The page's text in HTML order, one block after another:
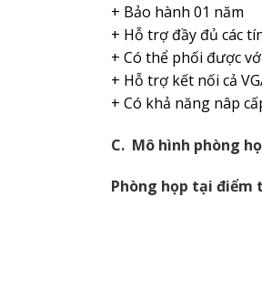
+ Bảo hành 01 năm
+ Hỗ trợ đầy đủ các
+ Có thể phối được
+ Hỗ trợ kết nối cả
+ Có khả năng nâp
C. Mô hình phòng
Phòng họp tại điểm